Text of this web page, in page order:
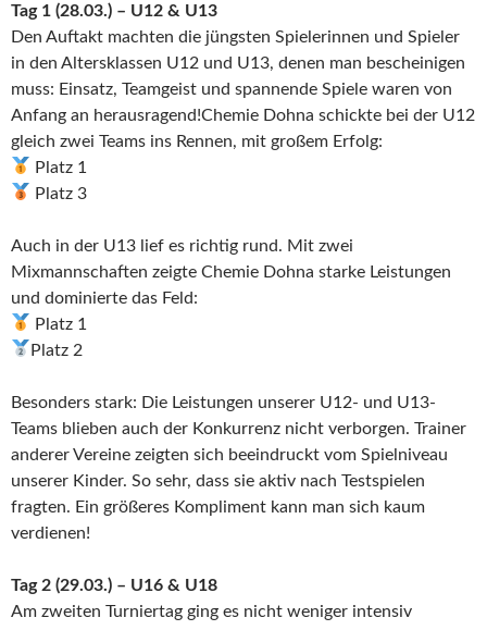
Tag 1 (28.03.) – U12 & U13
Den Auftakt machten die jüngsten Spielerinnen und Spieler
in den Altersklassen U12 und U13, denen man bescheinigen
muss: Einsatz, Teamgeist und spannende Spiele waren von
Anfang an herausragend!Chemie Dohna schickte bei der U12
gleich zwei Teams ins Rennen, mit großem Erfolg:
Platz 1
Platz 3
Auch in der U13 lief es richtig rund. Mit zwei
Mixmannschaften zeigte Chemie Dohna starke Leistungen
und dominierte das Feld:
Platz 1
Platz 2
Besonders stark: Die Leistungen unserer U12- und U13-
Teams blieben auch der Konkurrenz nicht verborgen. Trainer
anderer Vereine zeigten sich beeindruckt vom Spielniveau
unserer Kinder. So sehr, dass sie aktiv nach Testspielen
fragten. Ein größeres Kompliment kann man sich kaum
verdienen!
Tag 2 (29.03.) – U16 & U18
Am zweiten Turniertag ging es nicht weniger intensiv